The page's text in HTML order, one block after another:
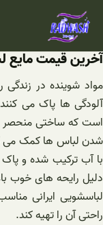
رفتن
آخرین قیمت مایع
مواد شوینده در زندگی
آلودگی ها پاک می
است که ساختی منحصر
شدن لباس ها کمک می
با آب ترکیب شده و
دلیل رایحه های خوب
لباسشویی ایرانی
راحتی آن را تهیه کند.